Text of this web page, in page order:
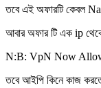
তবে এই অফারটি কেবল
আবার অফার টি এক ip
N:B: VpN Now
তবে আইপি কিনে কাজ